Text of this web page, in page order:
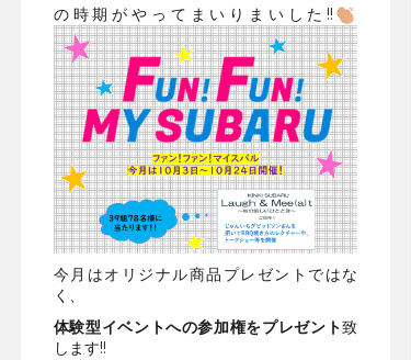
の時期がやってまいりまいした!!
今月はオリジナル商品プレゼントではな
く、
体験型イベントへの参加権をプレゼント致
します!!